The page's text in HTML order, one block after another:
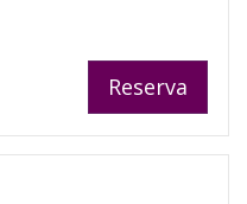
Reserva